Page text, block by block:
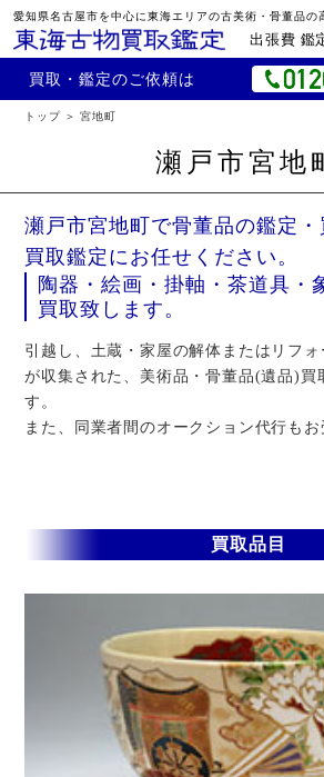
愛知県名古屋市を中心に東海エリアの古美術・骨董品の
出張費 鑑
買取・鑑定のご依頼は
トップ 宮地町
瀬戸市宮地
瀬戸市宮地町で骨董品の鑑定
買取鑑定にお任せください。
陶器・絵画・掛軸・茶道具・
買取致します。
引越し、土蔵・家屋の解体またはリフ
が収集された、美術品・骨董品(遺品)買
す。
また、同業者間のオークション代行もお
買取品目